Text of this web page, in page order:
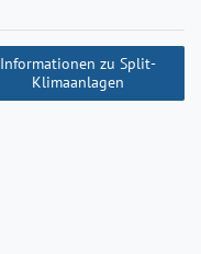
Informationen zu Split-
Klimaanlagen